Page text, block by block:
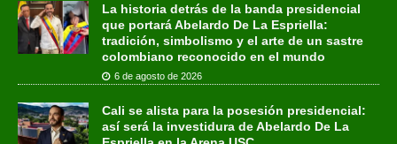
La historia detrás de la banda presidencial
que portará Abelardo De La Espriella:
tradición, simbolismo y el arte de un sastre
colombiano reconocido en el mundo
6 de agosto de 2026
Cali se alista para la posesión presidencial:
así será la investidura de Abelardo De La